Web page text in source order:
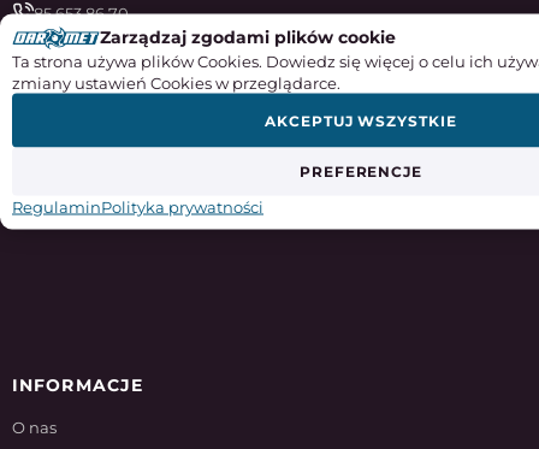
85 653 86 70
570 510 516
INFORMACJE
O nas
Zarządzaj zgodami plików cookie
Ta strona używa plików Cookies. Dowiedz się więcej o celu ich
zmiany ustawień Cookies w przeglądarce.
PREFERENCJE
AKCEPTUJ WSZYSTKIE
RegulaminPolityka prywatności